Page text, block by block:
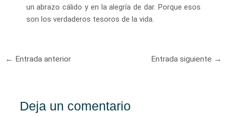
un abrazo cálido y en la alegría de dar. Porque esos
son los verdaderos tesoros de la vida.
Navegación
← Entrada anterior Entrada siguiente →
Deja un comentario